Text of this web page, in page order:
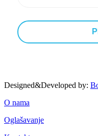
Designed&Developed by:
O nama
Oglašavanje